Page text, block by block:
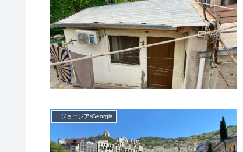
・ジョージア/Georgia